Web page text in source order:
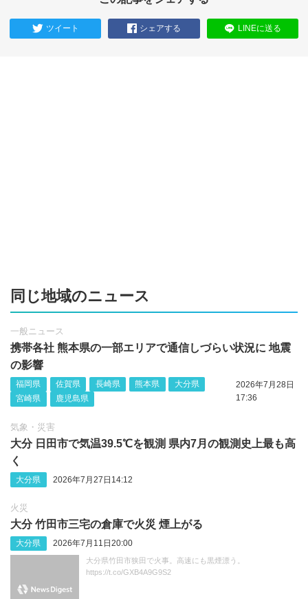
ツイート シェアする LINEに送る
同じ地域のニュース
一般ニュース
携帯各社 熊本県の一部エリアで通信しづらい状況に 地震
の影響
福岡県 佐賀県 長崎県 熊本県
大分県
宮崎県
鹿児島県
2026年7月28日
17:36
気象・災害
大分 日田市で気温39.5℃を観測 県内7月の観測史上最も高
く
大分県 2026年7月27日14:12
火災
大分 竹田市三宅の倉庫で火災 煙上がる
大分県 2026年7月11日20:00
大分県竹田市狭田で火事。高速にも黒煙漂う。
https://t.co/GXB4A9G9S2